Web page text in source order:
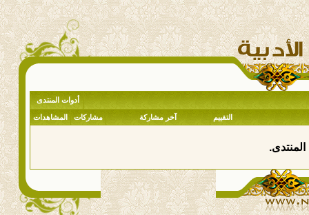
أدوات المنتدى
التقييم آخر مشاركة مشاركات المشاهدات